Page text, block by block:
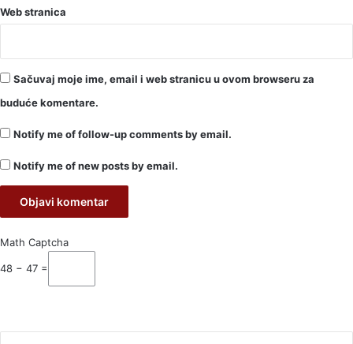
Web stranica
Sačuvaj moje ime, email i web stranicu u ovom browseru za
buduće komentare.
Notify me of follow-up comments by email.
Notify me of new posts by email.
Math Captcha
48 − 47 =